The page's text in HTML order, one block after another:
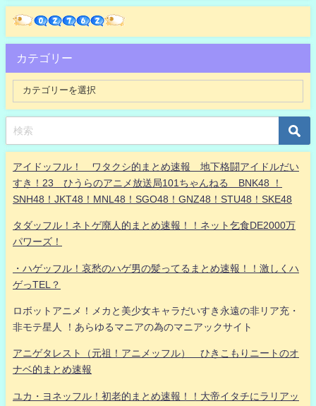
カテゴリー
アイドッフル！ ワタクシ的まとめ速報 地下格闘アイドルだい
すき！23 ひうらのアニメ放送局101ちゃんねる BNK48 ！
SNH48！JKT48！MNL48！SGO48！GNZ48！STU48！SKE48
タダッフル！ネトゲ廃人的まとめ速報！！ネット乞食DE2000万
パワーズ！
・ハゲッフル！哀愁のハゲ男の髪ってるまとめ速報！！激しくハ
ゲっTEL？
ロボットアニメ！メカと美少女キャラだいすき永遠の非リア充・
非モテ星人 ！あらゆるマニアの為のマニアックサイト
アニゲタレスト（元祖！アニメッフル） ひきこもりニートのオ
ナベ的まとめ速報
ユカ・ヨネッフル！初老的まとめ速報！！大帝イタチにラリアッ